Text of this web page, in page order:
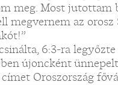
meg. Most jutottam
megvernem az orosz
6:3-ra
újoncként
Oroszország